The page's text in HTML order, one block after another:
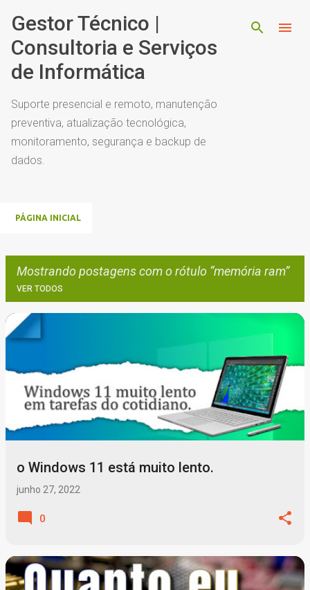
Pular para o conteúdo principal
Gestor Técnico |
Consultoria e Serviços
de Informática
Suporte presencial e remoto, manutenção
preventiva, atualização tecnológica,
monitoramento, segurança e backup de
dados.
PÁGINA INICIAL
Mostrando postagens com o rótulo memória ram
VER TODOS
P
a
o Windows 11 está muito lento.
junho 27, 2022
0